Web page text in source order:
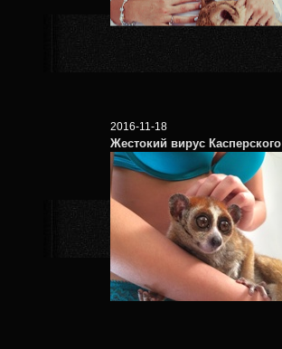
2016-11-18
Жестокий вирус Касперского